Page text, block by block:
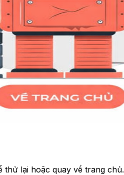
thử lại hoặc quay về trang chủ.